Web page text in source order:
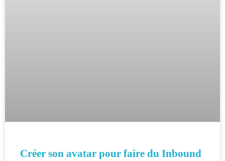
Créer son avatar pour faire du Inbound